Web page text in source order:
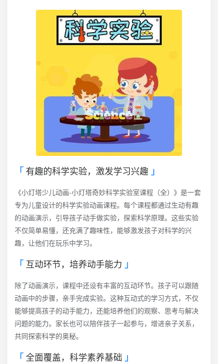
有趣的科学实验，激发学习兴趣
《小灯塔少儿动画-小灯塔奇妙科学实验室课程（全）》是一套
专为儿童设计的科学实验动画课程。每个课程都通过生动有趣
的动画演示，引导孩子动手做实验，探索科学原理。这些实验
不仅简单易懂，还充满了趣味性，能够激发孩子对科学的兴
趣，让他们在玩乐中学习。
互动环节，培养动手能力
除了动画演示，课程中还设有丰富的互动环节。孩子可以跟随
动画中的步骤，亲手完成实验。这种互动式的学习方式，不仅
能够提高孩子的动手能力，还能培养他们的观察、思考与解决
问题的能力。家长也可以陪伴孩子一起参与，增进亲子关系，
共同探索科学的奥秘。
全面覆盖，科学素养基础